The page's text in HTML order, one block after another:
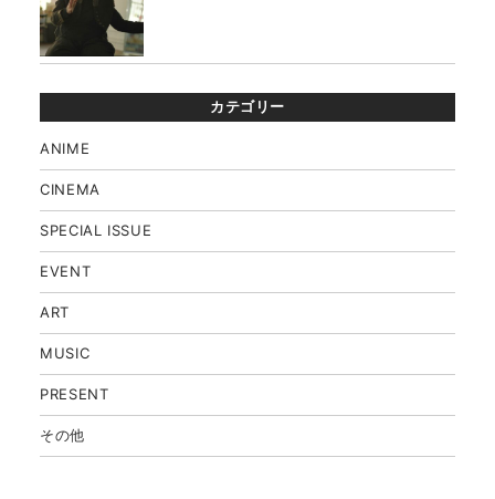
カテゴリー
ANIME
CINEMA
SPECIAL ISSUE
EVENT
ART
MUSIC
PRESENT
その他